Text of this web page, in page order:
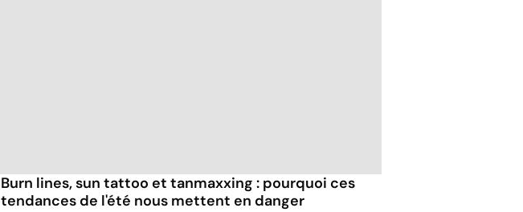
Burn lines, sun tattoo et tanmaxxing : pourquoi ces
tendances de l'été nous mettent en danger